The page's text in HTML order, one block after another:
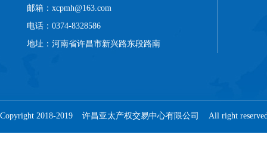
邮箱：xcpmh@163.com
电话：0374-8328586
地址：河南省许昌市新兴路东段路南
Copyright 2018-2019 许昌亚太产权交易中心有限公司 All right